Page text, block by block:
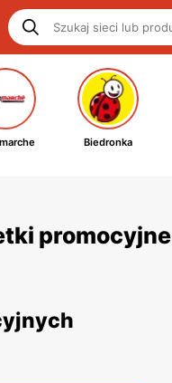
Biedronka
promocyjne